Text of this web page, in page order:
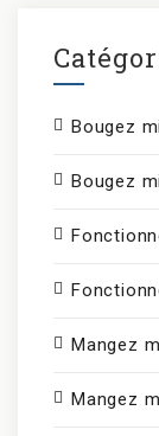
Bougez
Bougez
Mangez
Mangez